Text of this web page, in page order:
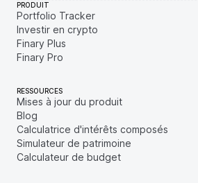
PRODUIT
Portfolio Tracker
Investir en crypto
Finary Plus
Finary Pro
RESSOURCES
Mises à jour du produit
Blog
Calculatrice d'intérêts composés
Simulateur de patrimoine
Calculateur de budget